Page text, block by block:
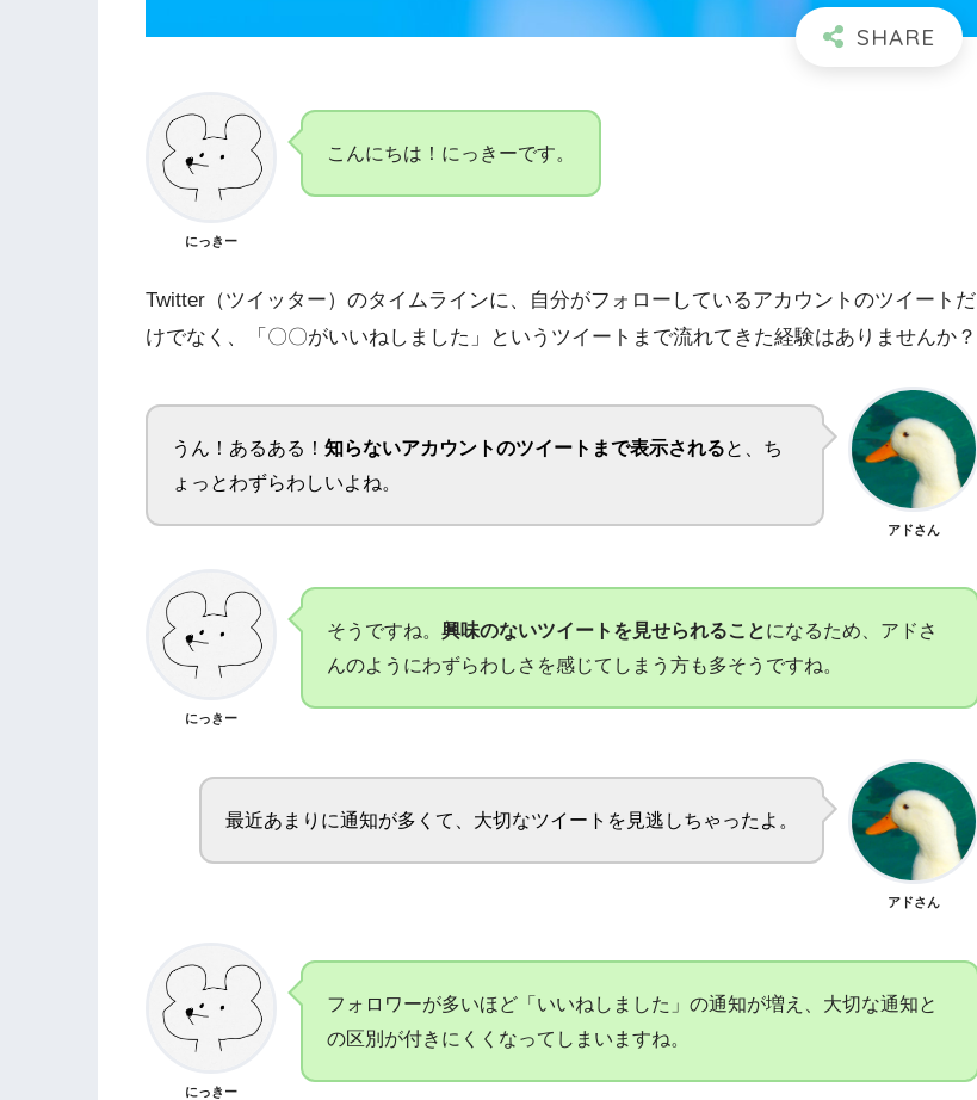
にっきー
こんにちは！にっきーです。
Twitter（ツイッター）のタイムラインに、自分がフォローしているアカウントのツイートだ
けでなく、「〇〇がいいねしました」というツイートまで流れてきた経験はありませんか？
うん！あるある！ 知らないアカウントのツイートまで表示されると、ち
ょっとわずらわしいよね。
アドさん
にっきー
そうですね。 興味のないツイートを見せられることになるため、アドさ
んのようにわずらわしさを感じてしまう方も多そうですね。
最近あまりに通知が多くて、大切なツイートを見逃しちゃったよ。
アドさん
にっきー
フォロワーが多いほど「いいねしました」の通知が増え、大切な通知と
の区別が付きにくくなってしまいますね。